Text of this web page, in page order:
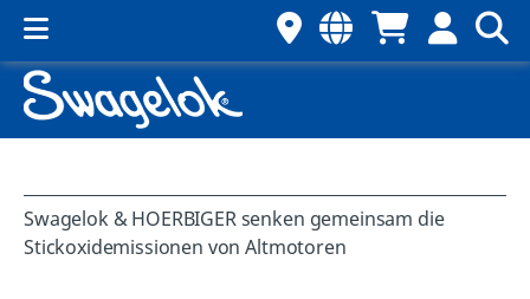
Swagelok & HOERBIGER senken gemeinsam die
Stickoxidemissionen von Altmotoren